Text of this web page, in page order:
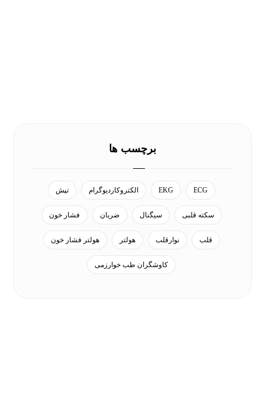
برچسب ها
ECG
EKG الکتروکاردیوگرام تپش
سکته قلبی سیگنال ضربان فشار خون
قلب نوارقلب هولتر هولتر فشار خون
کاوشگران طب خوارزمی